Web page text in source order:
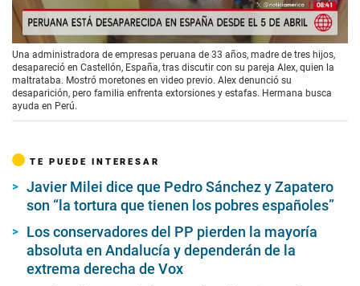
00:00/02:03
Una administradora de empresas peruana de 33 años, madre de tres hijos,
desapareció en Castellón, España, tras discutir con su pareja Alex, quien la
maltrataba. Mostró moretones en video previo. Alex denunció su
desaparición, pero familia enfrenta extorsiones y estafas. Hermana busca
ayuda en Perú.
TE PUEDE INTERESAR
Javier Milei dice que Pedro Sánchez y Zapatero
son “la tortura que tienen los pobres españoles”
Los conservadores del PP pierden la mayoría
absoluta en Andalucía y dependerán de la
extrema derecha de Vox